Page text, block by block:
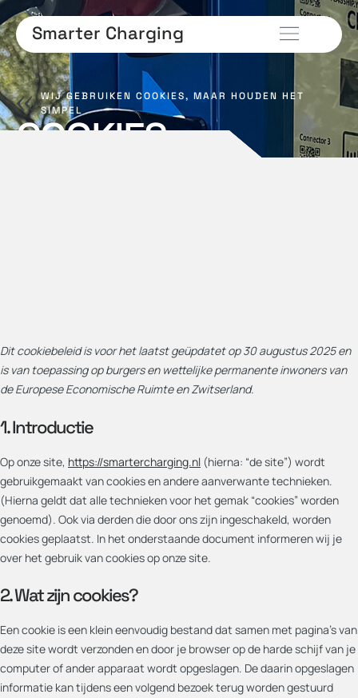
Smarter Charging
WIJ GEBRUIKEN COOKIES, MAAR HOUDEN HET
SIMPEL
COOKIES
Dit cookiebeleid is voor het laatst geüpdatet op 30 augustus 2025 en
is van toepassing op burgers en wettelijke permanente inwoners van
de Europese Economische Ruimte en Zwitserland.
1. Introductie
Op onze site, https://smartercharging.nl (hierna: “de site”) wordt
gebruikgemaakt van cookies en andere aanverwante technieken.
(Hierna geldt dat alle technieken voor het gemak “cookies” worden
genoemd). Ook via derden die door ons zijn ingeschakeld, worden
cookies geplaatst. In het onderstaande document informeren wij je
over het gebruik van cookies op onze site.
2. Wat zijn cookies?
Een cookie is een klein eenvoudig bestand dat samen met pagina's van
deze site wordt verzonden en door je browser op de harde schijf van je
computer of ander apparaat wordt opgeslagen. De daarin opgeslagen
informatie kan tijdens een volgend bezoek terug worden gestuurd